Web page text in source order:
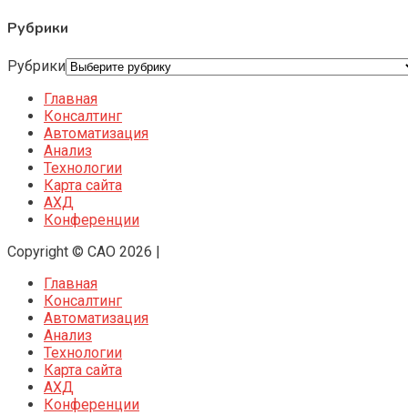
Рубрики
Рубрики
Главная
Консалтинг
Автоматизация
Анализ
Технологии
Карта сайта
АХД
Конференции
Copyright © CAO 2026
Главная
Консалтинг
Автоматизация
Анализ
Технологии
Карта сайта
АХД
Конференции